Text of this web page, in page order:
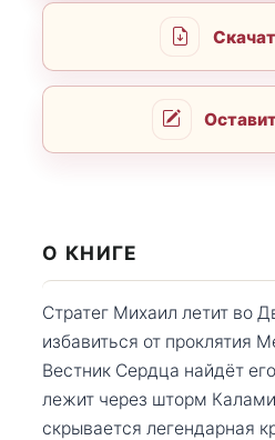
О КНИГЕ
Стратег Михаил летит во
избавиться от проклятия
Вестник Сердца найдёт
лежит через шторм
скрывается легендарная